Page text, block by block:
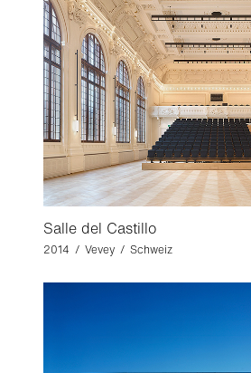
Salle del Castillo
2014 / Vevey / Schweiz